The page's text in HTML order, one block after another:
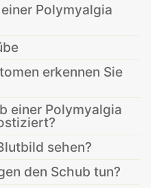
Polymyalgia
erkennen Sie
einer Polymyalgia
sehen?
den Schub tun?